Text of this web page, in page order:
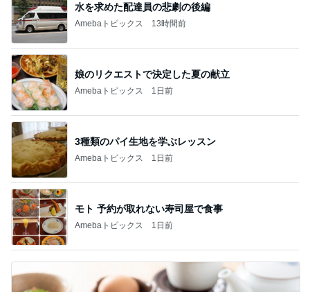
水を求めた配達員の悲劇の後編
Amebaトピックス 13時間前
娘のリクエストで決定した夏の献立
Amebaトピックス 1日前
3種類のパイ生地を学ぶレッスン
Amebaトピックス 1日前
モト 予約が取れない寿司屋で食事
Amebaトピックス 1日前